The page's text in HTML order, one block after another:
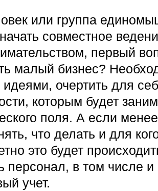
или группа
совместное
первый
малый бизнес?
очертить для
которым будет
поля. А если
что делать и для
это будет
персонал, в том числе
учет.